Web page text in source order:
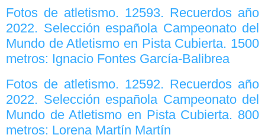
Fotos de atletismo. 12593. Recuerdos año
2022. Selección española Campeonato del
Mundo de Atletismo en Pista Cubierta. 1500
metros: Ignacio Fontes García-Balibrea
Fotos de atletismo. 12592. Recuerdos año
2022. Selección española Campeonato del
Mundo de Atletismo en Pista Cubierta. 800
metros: Lorena Martín Martín